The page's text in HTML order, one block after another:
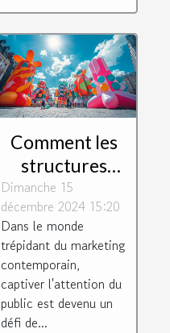
Comment les
structures
gonflables
géantes
transforment
l'impact visuel
en marketing
Dimanche 15
décembre 2024 15:20
Dans le monde
trépidant du marketing
contemporain,
captiver l'attention du
public est devenu un
défi de...